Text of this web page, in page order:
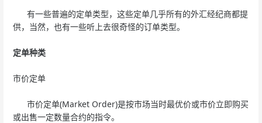
有一些普遍的定单类型，这些定单几乎所有的外汇经纪商都提
供，当然，也有一些听上去很奇怪的订单类型。
定单种类
市价定单
市价定单(Market Order)是按市场当时最优价或市价立即购买
或出售一定数量合约的指令。